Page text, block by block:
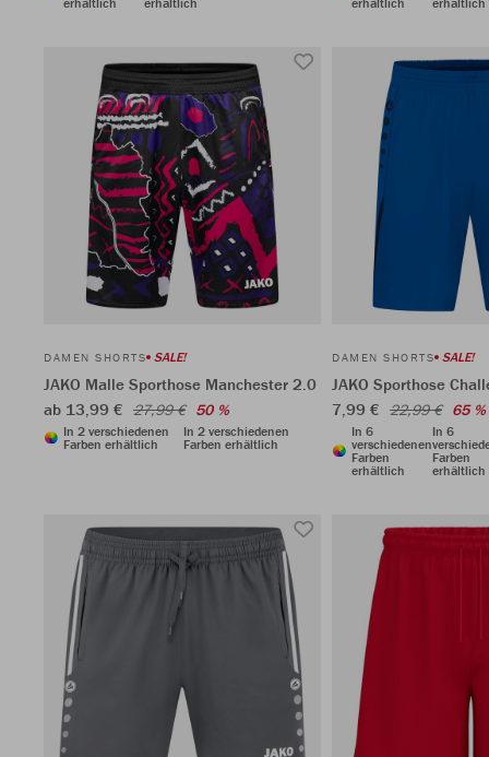
DAMEN SHORTS SALE!
JAKO Malle Sporthose Manchester 2.0
ab 13,99 € 27,99 € 50 %
In 2 verschiedenen
Farben erhältlich
In 2 verschiedenen
Farben erhältlich
DAMEN SHORTS SALE!
JAKO Sporthose
7,99 € 22,99 € 65 %
In 6
verschiedenen
Farben
erhältlich
In 6
Farben
erhältlich